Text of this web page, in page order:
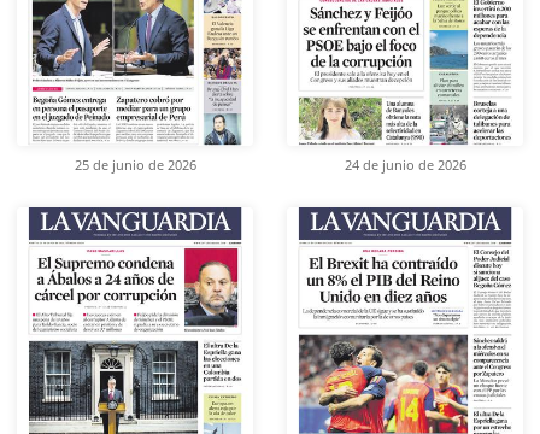
25 de junio de 2026 24 de junio de 2026